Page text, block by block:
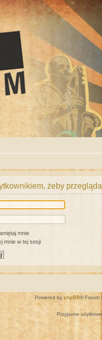
żeby
mnie
mnie w tej sesji
Powered by phpBB® Forum
Przyjazne